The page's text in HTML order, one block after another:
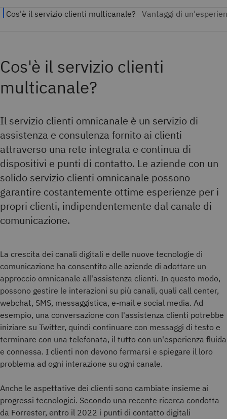
Cos'è il servizio clienti
multicanale?
Il servizio clienti omnicanale è un servizio di
assistenza e consulenza fornito ai clienti
attraverso una rete integrata e continua di
dispositivi e punti di contatto. Le aziende con un
solido servizio clienti omnicanale possono
garantire costantemente ottime esperienze per i
propri clienti, indipendentemente dal canale di
comunicazione.
La crescita dei canali digitali e delle nuove tecnologie di
comunicazione ha consentito alle aziende di adottare un
approccio omnicanale all'assistenza clienti. In questo modo,
possono gestire le interazioni su più canali, quali call center,
webchat, SMS, messaggistica, e-mail e social media. Ad
esempio, una conversazione con l'assistenza clienti potrebbe
iniziare su Twitter, quindi continuare con messaggi di testo e
terminare con una telefonata, il tutto con un'esperienza fluida
e connessa. I clienti non devono fermarsi e spiegare il loro
problema ad ogni interazione su ogni canale.
Anche le aspettative dei clienti sono cambiate insieme ai
progressi tecnologici. Secondo una recente ricerca condotta
da Forrester, entro il 2022 i punti di contatto digitali